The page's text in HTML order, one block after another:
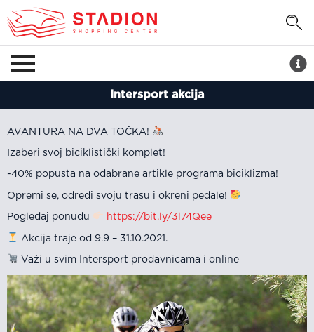
Intersport akcija
AVANTURA NA DVA TOČKA!
Izaberi svoj biciklistički komplet!
-40% popusta na odabrane artikle programa biciklizma!
Opremi se, odredi svoju trasu i okreni pedale!
Pogledaj ponudu https://bit.ly/3l74Qee
Akcija traje od 9.9 – 31.10.2021.
Važi u svim Intersport prodavnicama i online